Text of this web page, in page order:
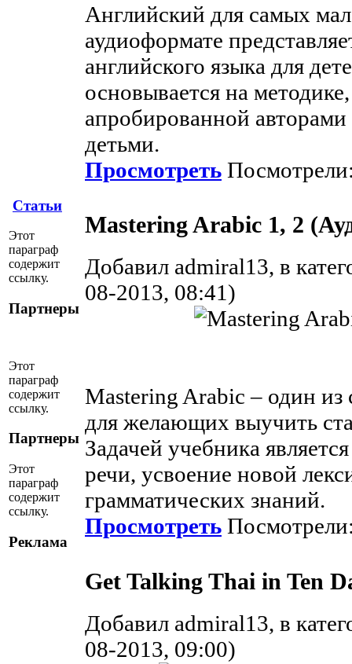
Статьи
Этот
параграф
содержит
ссылку.
Партнеры
Этот
параграф
содержит
ссылку.
Партнеры
Этот
параграф
содержит
ссылку.
Реклама
Английский для самых
аудиоформате
английского языка для
основывается на
апробированной
детьми.
Просмотреть
Mastering Arabic 1, 2
Добавил admiral13, в
08-2013, 08:41)
Mastering Arabic – один
для желающих выучить
Задачей учебника
речи, усвоение новой
грамматических знаний.
Просмотреть
Get Talking Thai in Ten
Добавил admiral13, в
08-2013, 09:00)